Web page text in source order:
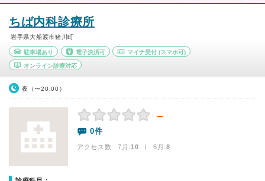
ちば内科診療所
岩手県大船渡市猪川町
駐車場あり 電子決済可 マイナ受付 (スマホ可)
オンライン診療対応
夜（〜20:00）
－
0件
アクセス数 7月:10 | 6月:8